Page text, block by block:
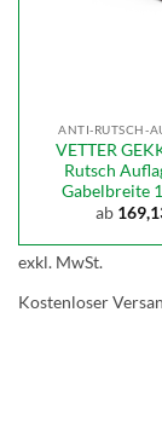
ANTI-RUTSCH-
VETTER
Rutsch
Gabelbreite
ab
exkl. MwSt.
Kostenloser